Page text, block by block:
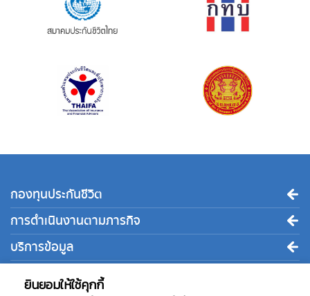
ยินยอมให้ใช้คุกกี้
กองทุนประกันชีวิต
การดำเนินงานตามภารกิจ
บริการข้อมูล